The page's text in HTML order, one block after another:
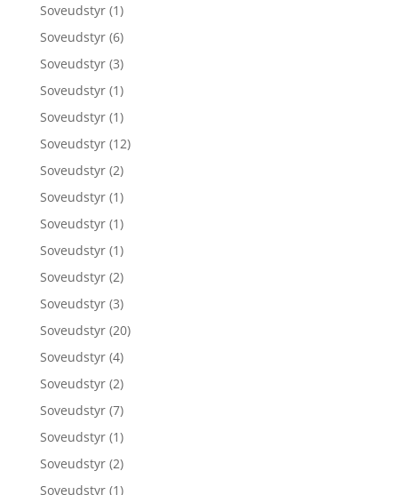
Soveudstyr (1)
Soveudstyr (6)
Soveudstyr (3)
Soveudstyr (1)
Soveudstyr (1)
Soveudstyr (12)
Soveudstyr (2)
Soveudstyr (1)
Soveudstyr (1)
Soveudstyr (1)
Soveudstyr (2)
Soveudstyr (3)
Soveudstyr (20)
Soveudstyr (4)
Soveudstyr (2)
Soveudstyr (7)
Soveudstyr (1)
Soveudstyr (2)
Soveudstyr (1)